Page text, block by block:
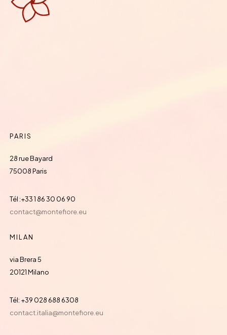
PARIS
28 rue Bayard
75008 Paris
Tél :+33 1 86 30 06 90
contact@montefiore.eu
MILAN
via Brera 5
20121 Milano
Tél: +39 028 688 6308
contact.italia@montefiore.eu